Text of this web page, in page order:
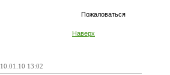
Пожаловаться
Наверх
10.01.10 13:02